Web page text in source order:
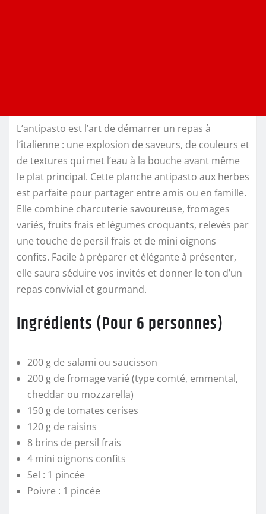
L’antipasto est l’art de démarrer un repas à
l’italienne : une explosion de saveurs, de couleurs et
de textures qui met l’eau à la bouche avant même
le plat principal. Cette planche antipasto aux herbes
est parfaite pour partager entre amis ou en famille.
Elle combine charcuterie savoureuse, fromages
variés, fruits frais et légumes croquants, relevés par
une touche de persil frais et de mini oignons
confits. Facile à préparer et élégante à présenter,
elle saura séduire vos invités et donner le ton d’un
repas convivial et gourmand.
Ingrédients (Pour 6 personnes)
200 g de salami ou saucisson
200 g de fromage varié (type comté, emmental,
cheddar ou mozzarella)
150 g de tomates cerises
120 g de raisins
8 brins de persil frais
4 mini oignons confits
Sel : 1 pincée
Poivre : 1 pincée